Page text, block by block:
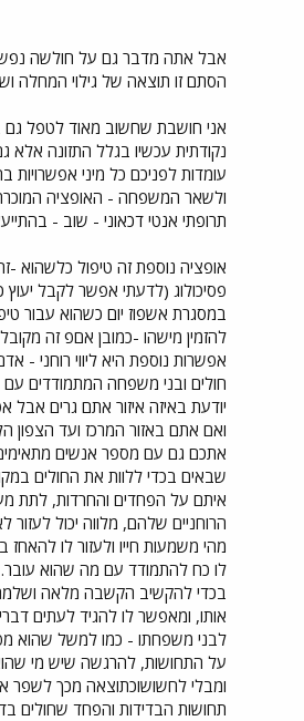
אבל אתה מדבר גם על חולשה
הסתם זו תוצאה של גילוי המחלה
אני חושבת שחשוב מאוד לטפל
נקודתית עכשיו בגלל התזונה אלא
עומדות לפניכם כל מיני
ולשאר המשפחה - האופציה המוכרת
תרופתי אנטי דכאוני - שוב -
אופציה נוספת זה טיפול כלשהוא -
פסיכולוג (לדעתי אפשר לקבל יעוץ
במסגרת אשפוז יום כשהוא עבור
להזמין מישהו -כמובן אםפ זה
אפשרות נוספת היא ליווי רוחני -
חולים ובני משפחה המתמודדים עם
יודעת באיזה איזור אתם גרים אבל
ואם אתם באזור המרכז ועד הצפון
אתכם גם עם מספר אנשים
שבאים בכדי ללוות את החולים
איתם על הפחדים והחרדות, לתת
הרוחניים שלהם, מלווה יכול
מהי משמעות חייו ולעזור לו
לו כח להתמודד עם מה שהוא
בכדי להקשיב הקשבה מלאה
אותו, ומאפשר לו להגיד לעתים
לבני משפחתו - כמו למשל שהוא
על התחושות, להרגשה שיש מי
ומבלי לחשושוכתוצאה מכך לשפר
תחושות הבדידות והפחד שחולים